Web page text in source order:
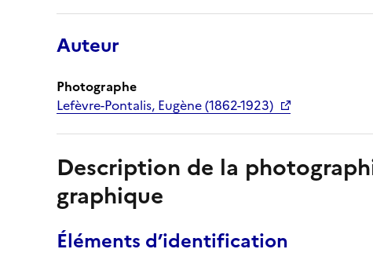
Auteur
Photographe
Lefèvre-Pontalis, Eugène (1862-1923)
Description de la
graphique
Éléments d’identification